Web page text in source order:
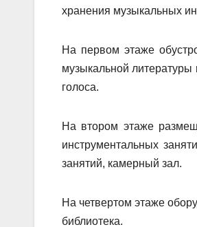
хранения музыкальных
На первом этаже
музыкальной
голоса.
На втором этаже
инструментальных
занятий, камерный зал.
На четвертом этаже
библиотека.